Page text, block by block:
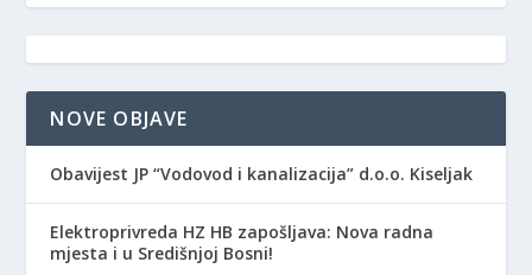
NOVE OBJAVE
Obavijest JP “Vodovod i kanalizacija” d.o.o. Kiseljak
Elektroprivreda HZ HB zapošljava: Nova radna
mjesta i u Središnjoj Bosni!